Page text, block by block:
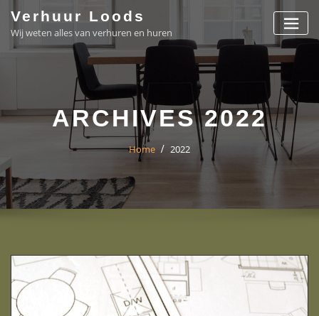
content
Verhuur Loods
Wij weten alles van verhuren en huren
ARCHIVES 2022
Home 2022